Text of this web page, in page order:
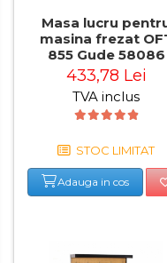
Masa lucru
masina frezat
855 Gude 58086
433,78 Lei
TVA inclus
STOC LIMITAT
Adauga in cos